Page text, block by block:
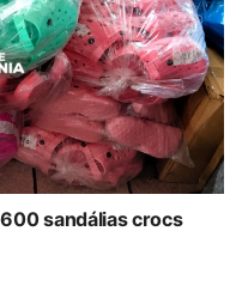
sandálias crocs